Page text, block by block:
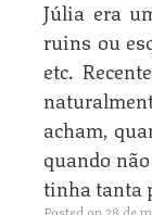
Júlia era
ruins ou
etc.
acham,
quando
tinha tanta